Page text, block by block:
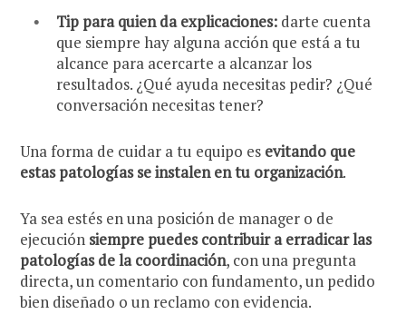
Tip para quien da explicaciones: darte cuenta
que siempre hay alguna acción que está a tu
alcance para acercarte a alcanzar los
resultados. ¿Qué ayuda necesitas pedir? ¿Qué
conversación necesitas tener?
Una forma de cuidar a tu equipo es evitando que
estas patologías se instalen en tu organización.
Ya sea estés en una posición de manager o de
ejecución siempre puedes contribuir a erradicar las
patologías de la coordinación, con una pregunta
directa, un comentario con fundamento, un pedido
bien diseñado o un reclamo con evidencia.